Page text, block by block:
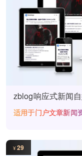
zblog响应式新闻
适用于门户文章新闻
¥29